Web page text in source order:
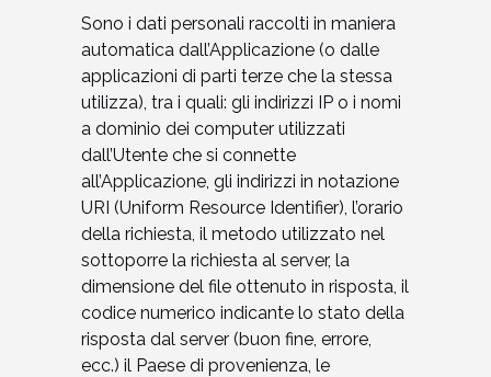
Sono i dati personali raccolti in maniera
automatica dall’Applicazione (o dalle
applicazioni di parti terze che la stessa
utilizza), tra i quali: gli indirizzi IP o i nomi
a dominio dei computer utilizzati
dall’Utente che si connette
all’Applicazione, gli indirizzi in notazione
URI (Uniform Resource Identifier), l’orario
della richiesta, il metodo utilizzato nel
sottoporre la richiesta al server, la
dimensione del file ottenuto in risposta, il
codice numerico indicante lo stato della
risposta dal server (buon fine, errore,
ecc.) il Paese di provenienza, le